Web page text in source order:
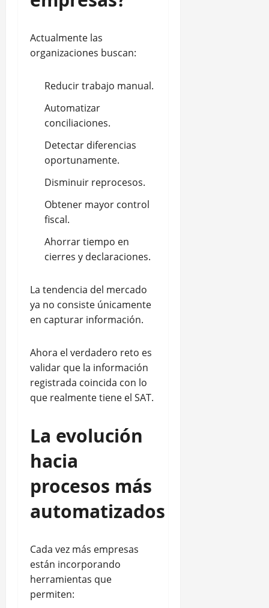
Actualmente las
organizaciones buscan:
Reducir trabajo manual.
Automatizar
conciliaciones.
Detectar diferencias
oportunamente.
Disminuir reprocesos.
Obtener mayor control
fiscal.
Ahorrar tiempo en
cierres y declaraciones.
La tendencia del mercado
ya no consiste únicamente
en capturar información.
Ahora el verdadero reto es
validar que la información
registrada coincida con lo
que realmente tiene el SAT.
La evolución
hacia
procesos más
automatizados
Cada vez más empresas
están incorporando
herramientas que
permiten: